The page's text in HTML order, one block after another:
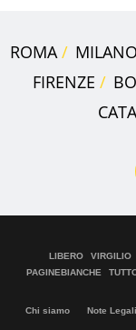
ROMA MILANO
FIRENZE
LIBERO VIRGILIO
PAGINEBIANCHE
Chi siamo Note Legali